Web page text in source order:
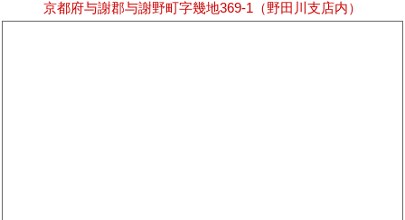
京都府与謝郡与謝野町字幾地369-1（野田川支店内）